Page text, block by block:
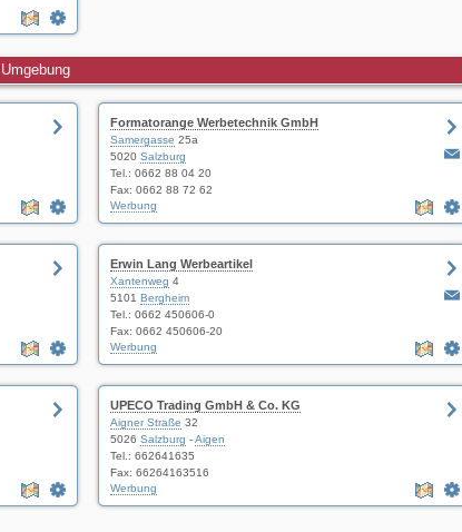
Formatorange Werbetechnik GmbH
Samergasse 25a
5020 Salzburg
Tel.: 0662 88 04 20
Fax: 0662 88 72 62
Werbung
Erwin Lang Werbeartikel
Xantenweg 4
5101 Bergheim
Tel.: 0662 450606-0
Fax: 0662 450606-20
Werbung
UPECO Trading GmbH & Co. KG
Aigner Straße 32
5026 Salzburg -Aigen
Tel.: 662641635
Fax: 66264163516
Werbung